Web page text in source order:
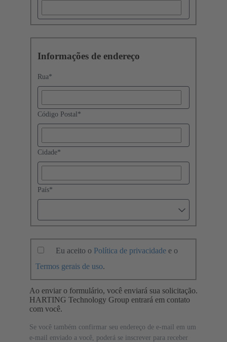
Informações de endereço
Rua*
Código Postal *
Cidade*
País*
Eu aceito o Política de privacidade e o
Termos gerais de uso.
Ao enviar o formulário, você enviará sua solicitação.
HARTING Technology Group entrará em contato
com você.
Se você também confirmar seu endereço de e-mail em um
e-mail enviado a você, poderá se inscrever para receber